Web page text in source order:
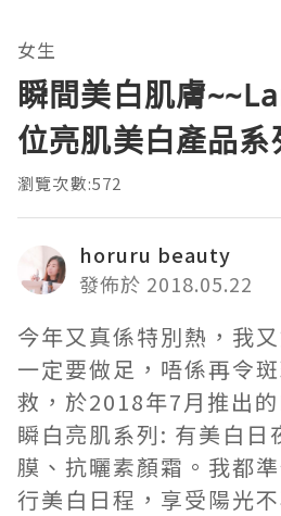
女生
瞬間美白肌膚
位亮肌美白產品系
瀏覽次數:572
horuru beauty
發佈於 2018.05.22
今年又真係特別熱，我
一定要做足，唔係再令
救，於2018年7月推出
瞬白亮肌系列: 有美白日
膜、抗曬素顏霜。我都
行美白日程，享受陽光不